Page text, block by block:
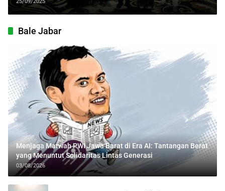
Bale Jabar
Menjaga Marwah PWI Jawa Barat di Era AI: Tantangan Berat
yang Menuntut Solidaritas Lintas Generasi
03/08/2026